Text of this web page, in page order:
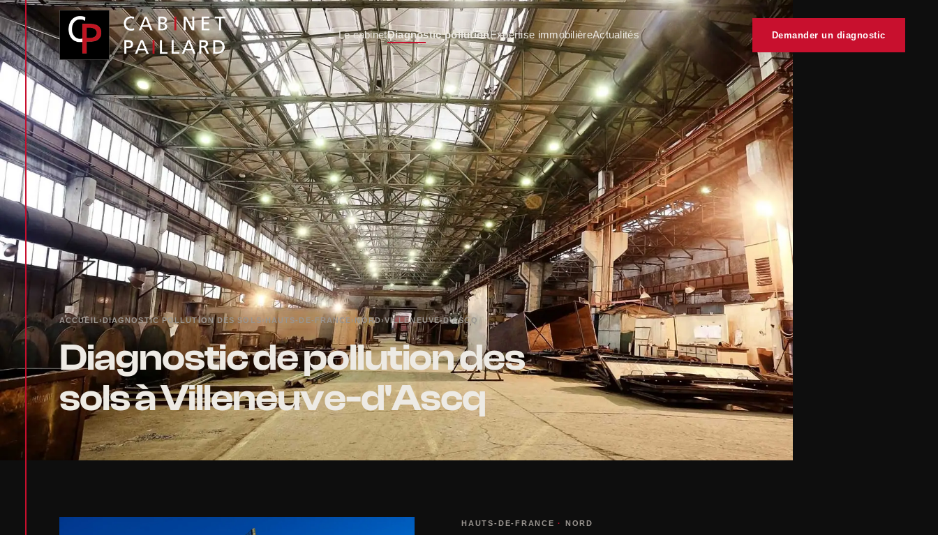
Le cabinetDiagnostic pollutionExpertise immobilièreActualités Demander un diagnostic
ACCUEIL›DIAGNOSTIC POLLUTION DES SOLS› HAUTS-DE-FRANCE› NORD›VILLENEUVE-D'ASCQ
Diagnostic de pollution des
sols à Villeneuve-d'Ascq
HAUTS-DE-FRANCE · NORD
Panneau de gestion des cookies